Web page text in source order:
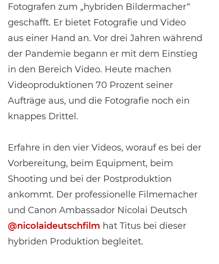
Fotografen zum „hybriden Bildermacher“
geschafft. Er bietet Fotografie und Video
aus einer Hand an. Vor drei Jahren während
der Pandemie begann er mit dem Einstieg
in den Bereich Video. Heute machen
Videoproduktionen 70 Prozent seiner
Aufträge aus, und die Fotografie noch ein
knappes Drittel.
Erfahre in den vier Videos, worauf es bei der
Vorbereitung, beim Equipment, beim
Shooting und bei der Postproduktion
ankommt. Der professionelle Filmemacher
und Canon Ambassador Nicolai Deutsch
@nicolaideutschfilm hat Titus bei dieser
hybriden Produktion begleitet.